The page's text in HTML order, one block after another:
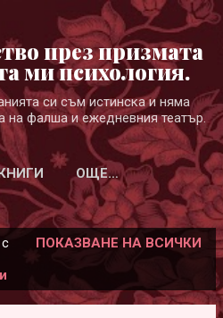
съдържание
през призмата
ми психология.
си съм истинска и няма
фалша и ежедневния театър.
ОЩЕ…
ПОКАЗВАНЕ НА ВСИЧКИ